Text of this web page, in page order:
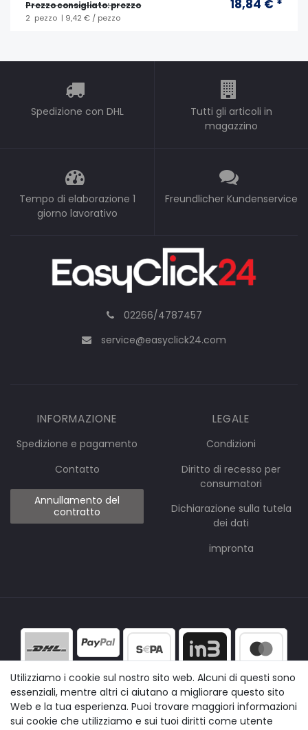
Prezzo consigliato: prezzo 18,84 € *
2 pezzo | 9,42 € / pezzo
Spedizione con DHL
Tutti gli articoli in
magazzino
Tempo di elaborazione 1
giorno lavorativo
Freundlicher Kundenservice
02266/4787457
service@easyclick24.com
INFORMAZIONE
Spedizione e pagamento
Contatto
Annullamento del
contratto
LEGALE
Condizioni
Diritto di recesso per
consumatori
Dichiarazione sulla tutela
dei dati
impronta
Utilizziamo i cookie sul nostro sito web. Alcuni di questi sono
essenziali, mentre altri ci aiutano a migliorare questo sito
Web e la tua esperienza. Puoi trovare maggiori informazioni
sui cookie che utilizziamo e sui tuoi diritti come utente